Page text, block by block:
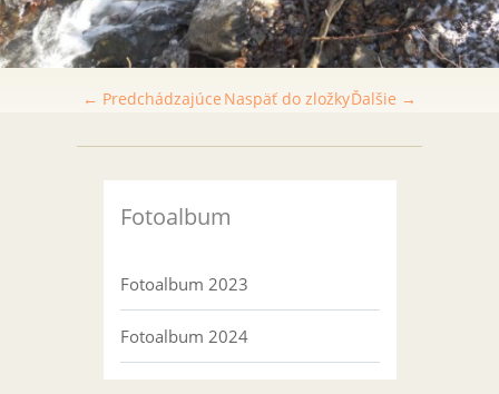
← Predchádzajúce Ďalšie →
Naspäť do zložky
Fotoalbum
Fotoalbum 2023
Fotoalbum 2024